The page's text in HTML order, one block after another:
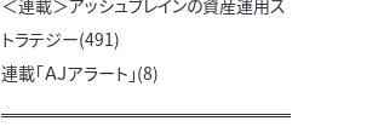
トラテジー(491)
連載「ＡＪアラート」(8)